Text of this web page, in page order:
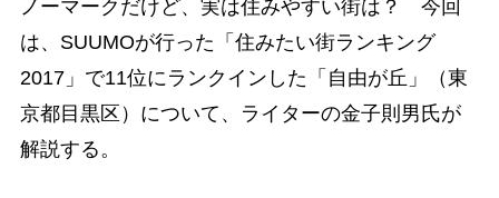
ノーマークだけど、実は住みやすい街は？ 今回
は、SUUMOが行った「住みたい街ランキング
2017」で11位にランクインした「自由が丘」（東
京都目黒区）について、ライターの金子則男氏が
解説する。